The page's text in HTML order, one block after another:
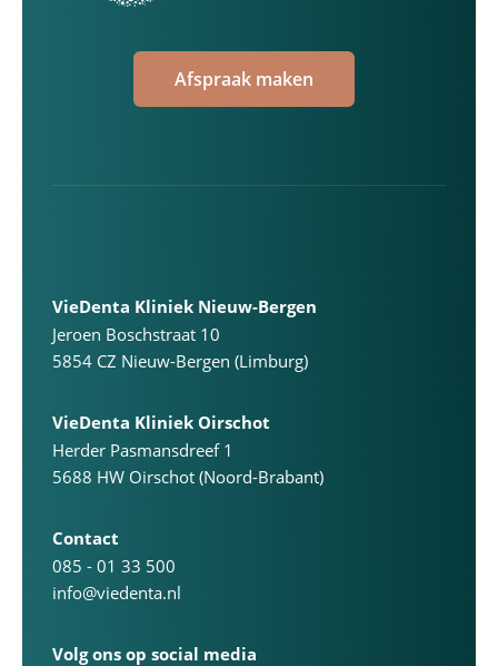
Afspraak maken
VieDenta Kliniek Nieuw-Bergen
Jeroen Boschstraat 10
5854 CZ Nieuw-Bergen (Limburg)
VieDenta Kliniek Oirschot
Herder Pasmansdreef 1
5688 HW Oirschot (Noord-Brabant)
Contact
085 - 01 33 500
info@viedenta.nl
Volg ons op social media